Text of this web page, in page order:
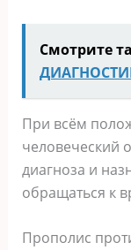
Смотрите
При всём
человеческий
диагноза и
обращаться к
Прополис